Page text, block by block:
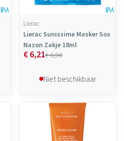
Lierac
Lierac Sunissime Masker Sos
Nazon Zakje 18ml
€ 6,90
€ 6,21
Niet beschikbaar